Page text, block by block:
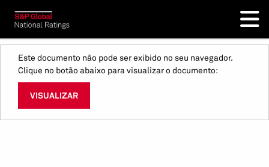
Este documento não pode ser exibido no seu navegador.
Clique no botão abaixo para visualizar o documento:
VISUALIZAR